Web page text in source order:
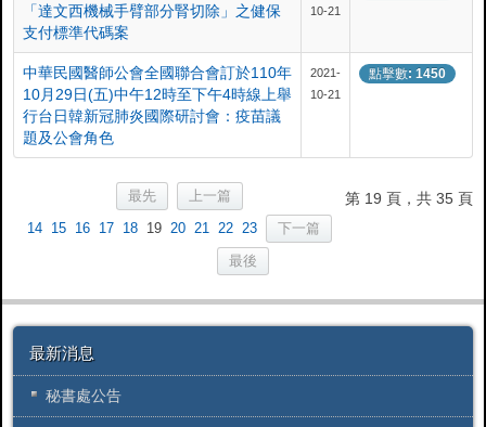
「達文西機械手臂部分腎切除」之健保
支付標準代碼案
10-21
中華民國醫師公會全國聯合會訂於110年
10月29日(五)中午12時至下午4時線上舉
行台日韓新冠肺炎國際研討會：疫苗議
題及公會角色
2021-
10-21
點擊數: 1450
第 19 頁，共 35 頁
最先 上一篇
14 15 16 17 18 19 20 21 22 23 下一篇
最後
最新消息
秘書處公告